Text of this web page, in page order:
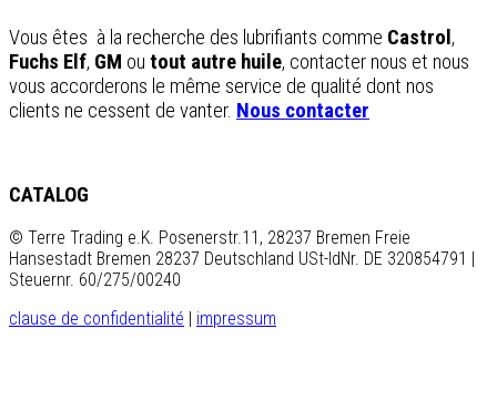
Vous êtes à la recherche des lubrifiants comme Castrol ,
Fuchs Elf, GM ou tout autre huile, contacter nous et nous
vous accorderons le même service de qualité dont nos
clients ne cessent de vanter. Nous contacter
CATALOG
© Terre Trading e.K. Posenerstr.11, 28237 Bremen Freie
Hansestadt Bremen 28237 Deutschland USt-IdNr. DE 320854791 |
Steuernr. 60/275/00240
clause de confidentialité
impressum